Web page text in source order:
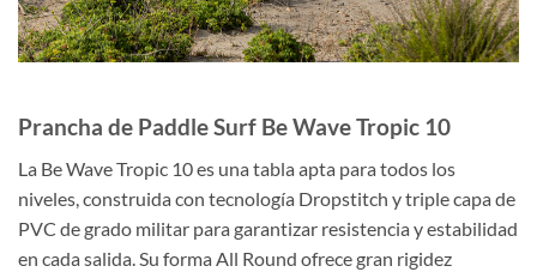
Prancha de Paddle Surf Be Wave Tropic 10
La Be Wave Tropic 10 es una tabla apta para todos los
niveles, construida con tecnología Dropstitch y triple capa de
PVC de grado militar para garantizar resistencia y estabilidad
en cada salida. Su forma All Round ofrece gran rigidez